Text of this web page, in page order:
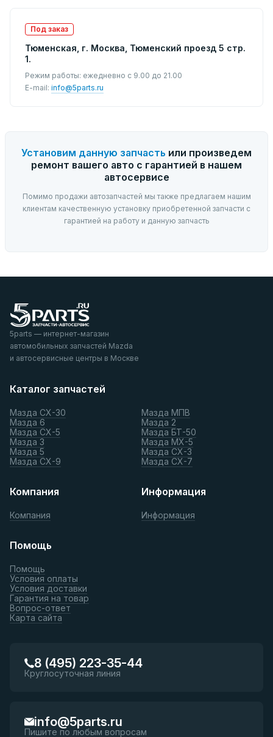
Под заказ
Тюменская, г. Москва, Тюменский проезд 5 стр.
1.
Режим работы: ежедневно с 9.00 до 21.00
E-mail: info@5parts.ru
Установим данную запчасть или произведем
ремонт вашего авто с гарантией в нашем
автосервисе
Помимо продажи автозапчастей мы также предлагаем нашим
клиентам качественную установку приобретенной запчасти с
гарантией на работу и данную запчасть
5parts — интернет-магазин
автомобильных запчастей Mazda
и автосервисные центры в Москве
Каталог запчастей
Мазда СХ-30
Мазда 6
Мазда СХ-5
Мазда 3
Мазда 5
Мазда СХ-9
Мазда МПВ
Мазда 2
Мазда БТ-50
Мазда МХ-5
Мазда СХ-3
Мазда СХ-7
Компания
Компания
Информация
Информация
Помощь
Помощь
Условия оплаты
Условия доставки
Гарантия на товар
Вопрос-ответ
Карта сайта
8 (495) 223-35-44
Круглосуточная линия
info@5parts.ru
Пишите по любым вопросам